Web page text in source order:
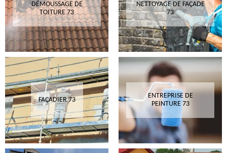
DÉMOUSSAGE DE
TOITURE 73
NETTOYAGE DE FAÇADE
73
FAÇADIER 73
ENTREPRISE DE
PEINTURE 73